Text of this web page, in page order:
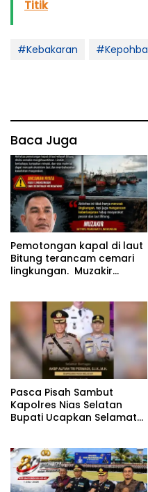
Titik
#Kebakaran
Baca Juga
Pemotongan kapal di laut
Bitung terancam cemari
lingkungan. Muzakir
Pasca Pisah Sambut
Kapolres Nias Selatan
Bupati Ucapkan Selamat
Permadi